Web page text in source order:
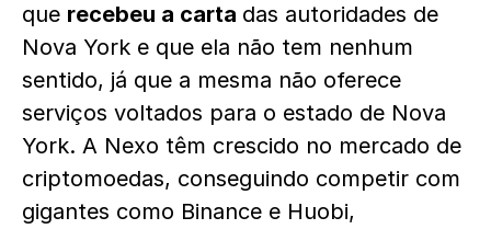
que recebeu a carta das autoridades de
Nova York e que ela não tem nenhum
sentido, já que a mesma não oferece
serviços voltados para o estado de Nova
York. A Nexo têm crescido no mercado de
criptomoedas, conseguindo competir com
gigantes como Binance e Huobi,